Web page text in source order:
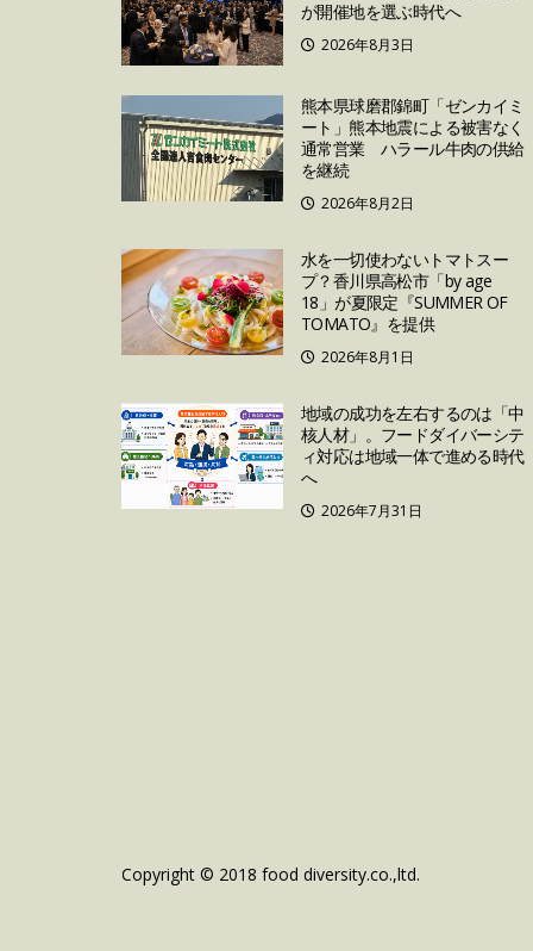
が開催地を選ぶ時代へ
2026年8月3日
熊本県球磨郡錦町「ゼンカイミ
ート」熊本地震による被害なく
通常営業 ハラール牛肉の供給
を継続
2026年8月2日
水を一切使わないトマトスー
プ？香川県高松市「by age
18」が夏限定『SUMMER OF
TOMATO』を提供
2026年8月1日
地域の成功を左右するのは「中
核人材」。フードダイバーシテ
ィ対応は地域一体で進める時代
へ
2026年7月31日
Copyright © 2018 food diversity.co.,ltd.